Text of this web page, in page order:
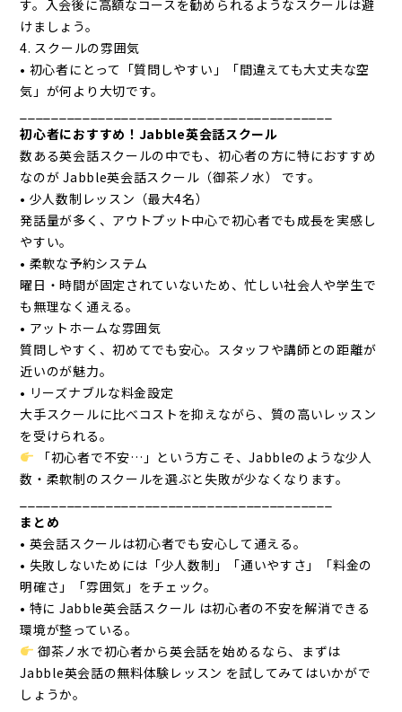
す。入会後に高額なコースを勧められるようなスクールは避
けましょう。
4. スクールの雰囲気
• 初心者にとって「質問しやすい」「間違えても大丈夫な空
気」が何より大切です。
初心者におすすめ！Jabble英会話スクール
数ある英会話スクールの中でも、初心者の方に特におすすめ
なのが Jabble英会話スクール（御茶ノ水） です。
• 少人数制レッスン（最大4名）
発話量が多く、アウトプット中心で初心者でも成長を実感し
やすい。
• 柔軟な予約システム
曜日・時間が固定されていないため、忙しい社会人や学生で
も無理なく通える。
• アットホームな雰囲気
質問しやすく、初めてでも安心。スタッフや講師との距離が
近いのが魅力。
• リーズナブルな料金設定
大手スクールに比べコストを抑えながら、質の高いレッスン
を受けられる。
「初心者で不安…」という方こそ、Jabbleのような少人
数・柔軟制のスクールを選ぶと失敗が少なくなります。
まとめ
• 英会話スクールは初心者でも安心して通える。
• 失敗しないためには「少人数制」「通いやすさ」「料金の
明確さ」「雰囲気」をチェック。
• 特に Jabble英会話スクール は初心者の不安を解消できる
環境が整っている。
御茶ノ水で初心者から英会話を始めるなら、まずは
Jabble英会話の無料体験レッスン を試してみてはいかがで
しょうか。